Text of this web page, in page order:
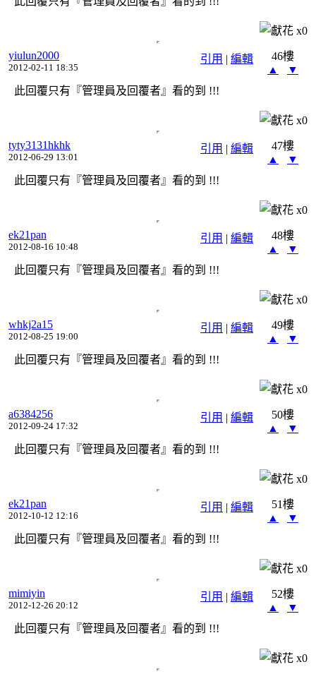
x0
引用 | 編輯
yiulun2000
2012-02-11 18:35
46樓
▲
▼
此回覆只有『管理員及回覆者』看的到 !!!
x0
引用 | 編輯
tyty3131hkhk
2012-06-29 13:01
47樓
▲
▼
此回覆只有『管理員及回覆者』看的到 !!!
x0
引用 | 編輯
ek21pan
2012-08-16 10:48
48樓
▲
▼
此回覆只有『管理員及回覆者』看的到 !!!
x0
引用 | 編輯
whkj2a15
2012-08-25 19:00
49樓
▲
▼
此回覆只有『管理員及回覆者』看的到 !!!
x0
引用 | 編輯
a6384256
2012-09-24 17:32
50樓
▲
▼
此回覆只有『管理員及回覆者』看的到 !!!
x0
引用 | 編輯
ek21pan
2012-10-12 12:16
51樓
▲
▼
此回覆只有『管理員及回覆者』看的到 !!!
x0
引用 | 編輯
mimiyin
2012-12-26 20:12
52樓
▲
▼
此回覆只有『管理員及回覆者』看的到 !!!
x0